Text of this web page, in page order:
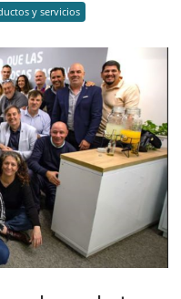
y servicios